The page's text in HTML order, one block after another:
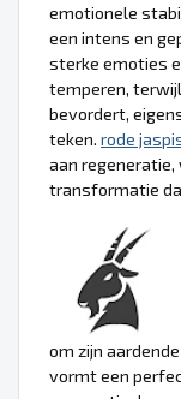
emotionele
een intens en
sterke emoties
temperen,
bevordert,
teken. rode
aan
transformatie
om zijn
vormt een